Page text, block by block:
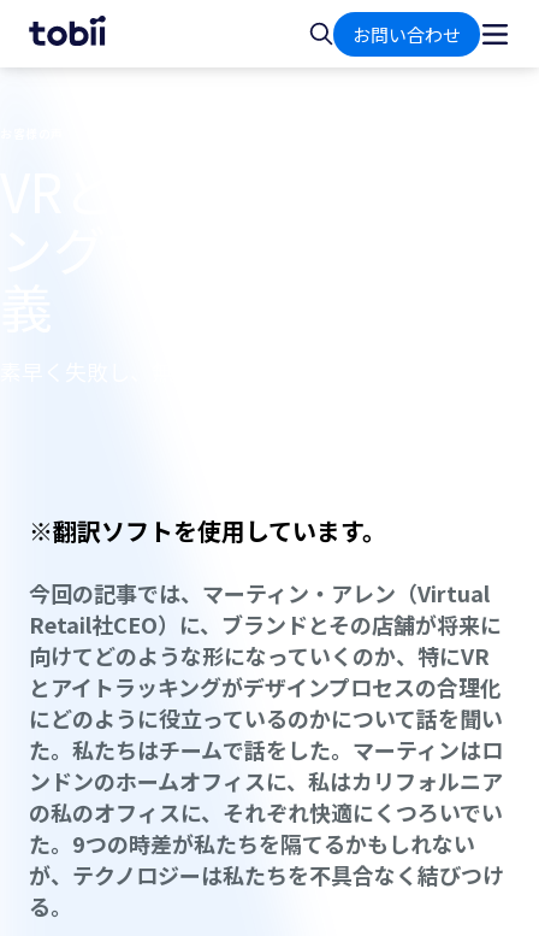
ー
検
索
お問い合わせ
※翻訳ソフトを使用しています。
今回の記事では、マーティン・アレン（Virtual
Retail社CEO）に、ブランドとその店舗が将来に
向けてどのような形になっていくのか、特にVR
とアイトラッキングがデザインプロセスの合理化
にどのように役立っているのかについて話を聞い
た。私たちはチームで話をした。マーティンはロ
ンドンのホームオフィスに、私はカリフォルニア
の私のオフィスに、それぞれ快適にくつろいでい
た。9つの時差が私たちを隔てるかもしれない
が、テクノロジーは私たちを不具合なく結びつけ
る。